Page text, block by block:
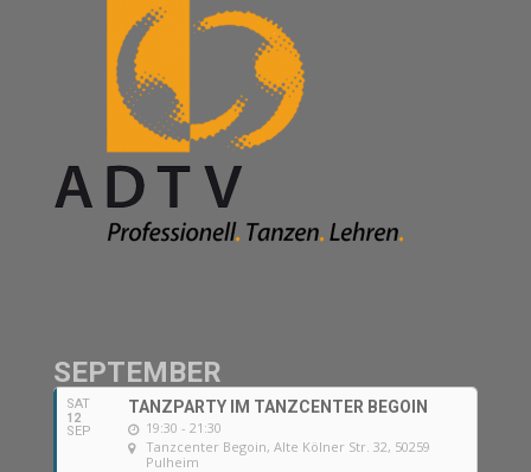
SEPTEMBER
SAT
12
SEP
TANZPARTY IM TANZCENTER BEGOIN
19:30 - 21:30
Tanzcenter Begoin, Alte Kölner Str. 32, 50259
Pulheim